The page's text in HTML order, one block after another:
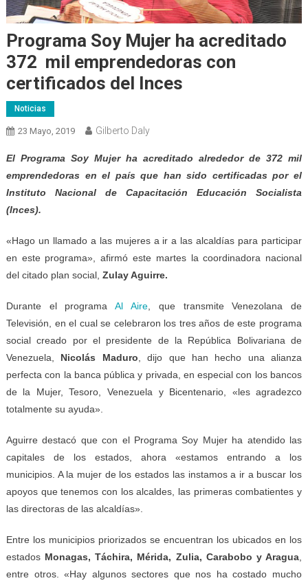
Programa Soy Mujer ha acreditado
372 mil emprendedoras con
certificados del Inces
Noticias
23 Mayo, 2019 Gilberto Daly
El Programa Soy Mujerha acreditado alrededor de 372 mil
emprendedoras en el país que han sido certificadas por el
Instituto Nacional de Capacitación Educación Socialista
(Inces).
«Hago un llamado a las mujeres a ir a las alcaldías para participar
en este programa», afirmó este martes la coordinadora nacional
del citado plan social, Zulay Aguirre.
Durante el programaAl Aire , que transmite Venezolana de
Televisión, en el cual se celebraron los tres años de este programa
social creado por el presidente de la República Bolivariana de
Venezuela, Nicolás Maduro , dijo que han hecho una alianza
perfecta con la banca pública y privada, en especial con los bancos
de la Mujer, Tesoro, Venezuela y Bicentenario, «les agradezco
totalmente su ayuda».
Aguirre destacó que con el Programa Soy Mujer ha atendido las
capitales de los estados, ahora «estamos entrando a los
municipios. A la mujer de los estados las instamos a ir a buscar los
apoyos que tenemos con los alcaldes, las primeras combatientes y
las directoras de las alcaldías».
Entre los municipios priorizados se encuentran los ubicados en los
estados Monagas, Táchira, Mérida, Zulia, Carabobo y Aragua
entre otros. «Hay algunos sectores que nos ha costado mucho